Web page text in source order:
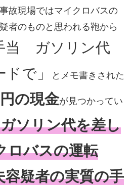
故現場ではマイクロバスの
者のものと思われる鞄から
当 ガソリン代
で」
とメモ書きされた
の現金が見つかってい
ガソリン代を差し
ロバスの運転
容疑者の実質の手